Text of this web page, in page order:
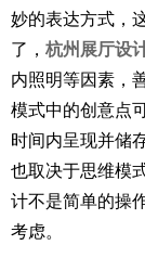
妙的表达方式，
了， 杭州展厅设
内照明等因素，
模式中的创意点
时间内呈现并储
也取决于思维模
计不是简单的操
考虑。